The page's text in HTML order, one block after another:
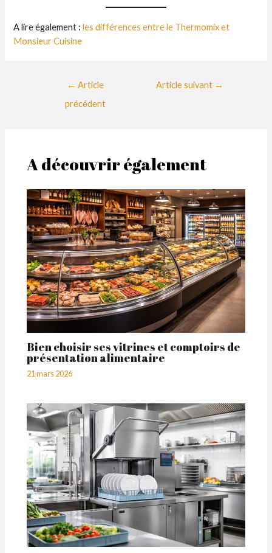
A lire également :les différences entre le Thermomix et
Monsieur Cuisine
← Article
précédent
Article suivant →
A découvrir également
Bien choisir ses vitrines et comptoirs de
présentation alimentaire
21 mars 2026